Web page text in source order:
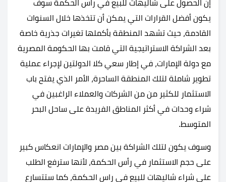
إن الحصول على شاليهات للبيع في راس الحكمة سوف
يكون أفضل القرارات التي يمكن أن تتخذها خلال السنوات
القادمة، حيث تشهد المنطقة بأكملها تغيرات جذرية خاصة
بعد الشراكة الاستراتيجية التي قامت بها الحكومة المصرية
مع دولة الإمارات، في إطار سعي كلا الدولتين لإجراء عملية
تطوير شاملة لتلك المنطقة الساحرة، الأمر الذي يفتح باب
الاستثمار للكثير من من الشركات والعملاء الراغبين في
شراء وحدات في أكثر المناطق الفريدة على ساحل البحر
المتوسط.
وسوف يكون لتلك الشراكة بين مصر والإمارات انعكاس كبير
على حجم الاستثمار في رأس الحكمة، لأنها سترفع الطلب
على شراء شاليهات للبيع في راس الحكمة، كما ستتسارع